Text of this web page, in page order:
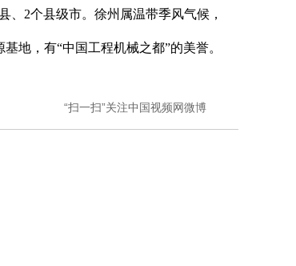
2个县级市。徐州属温带季风气候，
地，有“中国工程机械之都”的美誉。
“扫一扫”关注中国视频网微博